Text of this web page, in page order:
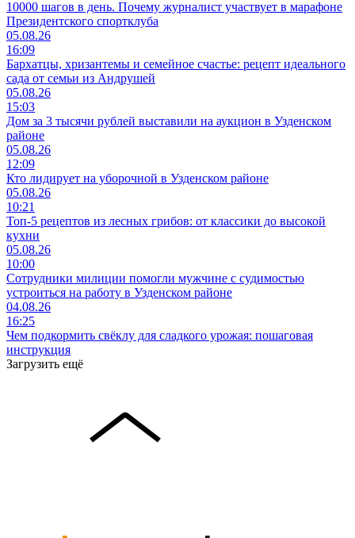
10000 шагов в день. Почему журналист участвует в марафоне
Президентского спортклуба
05.08.26
16:09
Бархатцы, хризантемы и семейное счастье: рецепт идеального
сада от семьи из Андрушей
05.08.26
15:03
Дом за 3 тысячи рублей выставили на аукцион в Узденском
районе
05.08.26
12:09
Кто лидирует на уборочной в Узденском районе
05.08.26
10:21
Топ-5 рецептов из лесных грибов: от классики до высокой
кухни
05.08.26
10:00
Сотрудники милиции помогли мужчине с судимостью
устроиться на работу в Узденском районе
04.08.26
16:25
Чем подкормить свёклу для сладкого урожая: пошаговая
инструкция
Загрузить ещё